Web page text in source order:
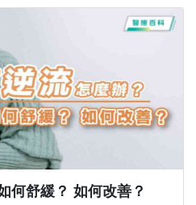
何舒緩？ 如何改善？